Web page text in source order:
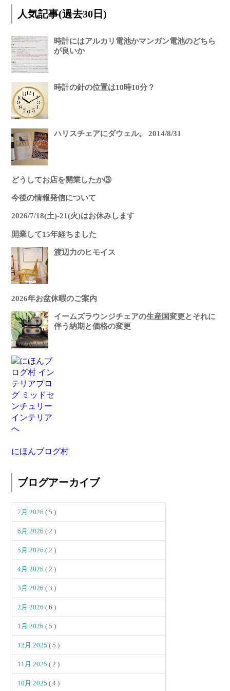
人気記事(過去30日)
時計にはアルカリ電池かマンガン電池のどちら
が良いか
時計の針の位置は10時10分？
ハリスチェアにダウェル。 2014/8/31
どうしてお店を開業したか③
今後の情報発信について
2026/7/18(土)-21(火)はお休みします
開業して15年経ちました
渡辺力のヒモイス
2026年お盆休暇のご案内
イームズラウンジチェアの生産国変更とそれに
伴う納期と価格の変更
にほんブログ村
ブログアーカイブ
7月 2026( 5 )
6月 2026( 2 )
5月 2026( 2 )
4月 2026( 2 )
3月 2026( 3 )
2月 2026( 6 )
1月 2026( 5 )
12月 2025( 5 )
11月 2025( 2 )
10月 2025( 4 )